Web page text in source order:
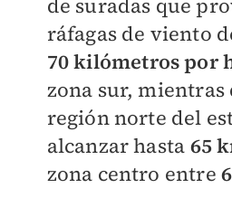
de suradas que
ráfagas de viento
70 kilómetros por
zona sur, mientras
región norte del
alcanzar hasta 65
zona centro entre